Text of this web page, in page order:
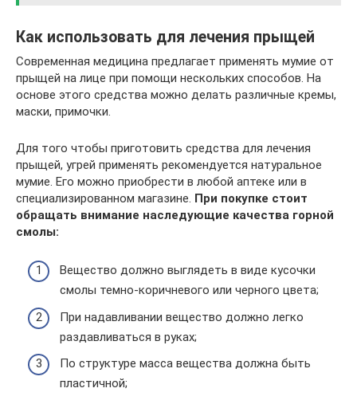
Как использовать для лечения прыщей
Современная медицина предлагает применять мумие от
прыщей на лице при помощи нескольких способов. На
основе этого средства можно делать различные кремы,
маски, примочки.
Для того чтобы приготовить средства для лечения
прыщей, угрей применять рекомендуется натуральное
мумие. Его можно приобрести в любой аптеке или в
специализированном магазине. При покупке стоит
обращать внимание наследующие качества горной
смолы:
Вещество должно выглядеть в виде кусочки
смолы темно-коричневого или черного цвета;
При надавливании вещество должно легко
раздавливаться в руках;
По структуре масса вещества должна быть
пластичной;